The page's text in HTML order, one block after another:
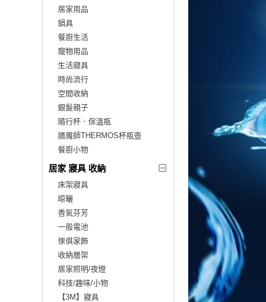
居家用品
鍋具
餐廚生活
寵物用品
生活寢具
時尚流行
空間收納
銀髮親子
隨行杯．保溫瓶
膳魔師THERMOS杯瓶壺
餐廚小物
居家 寢具 收納
床架寢具
晾曬
香氣芬芳
一般電池
傢俱家飾
收納層架
居家照明/夜燈
科技/趣味/小物
【3M】寢具